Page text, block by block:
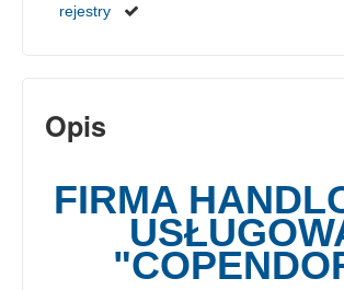
rejestry
Opis
FIRMA